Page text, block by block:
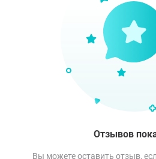
Отзывов
Вы можете оставить отзыв,